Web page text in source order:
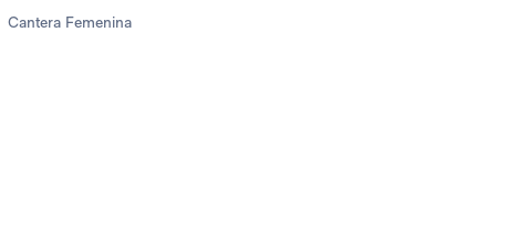
Cantera Femenina